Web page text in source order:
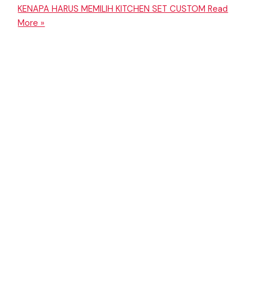
KENAPA HARUS MEMILIH KITCHEN SET CUSTOM Read
More »